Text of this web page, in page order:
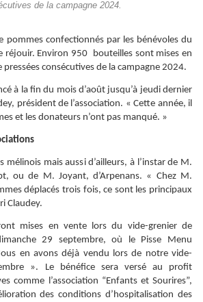
de la campagne 2024.
pommes confectionnés par les bénévoles du
réjouir. Environ 950 bouteilles sont mises en
consécutives de la campagne 2024.
à la fin du mois d’août jusqu’à jeudi dernier
président de l’association. « Cette année, il
et les donateurs n’ont pas manqué. »
mélinois mais aussi d’ailleurs, à l’instar de M.
ou de M. Joyant, d’Arpenans. « Chez M.
déplacés trois fois, ce sont les principaux
Claudey.
mises en vente lors du vide-grenier de
29 septembre, où le Pisse Menu
en avons déjà vendu lors de notre vide-
». Le bénéfice sera versé au profit
comme l’association “Enfants et Sourires”,
des conditions d’hospitalisation des